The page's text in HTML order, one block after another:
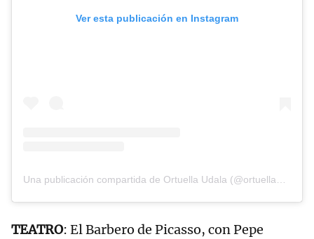
Ver esta publicación en Instagram
TEATRO: El Barbero de Picasso, con Pepe